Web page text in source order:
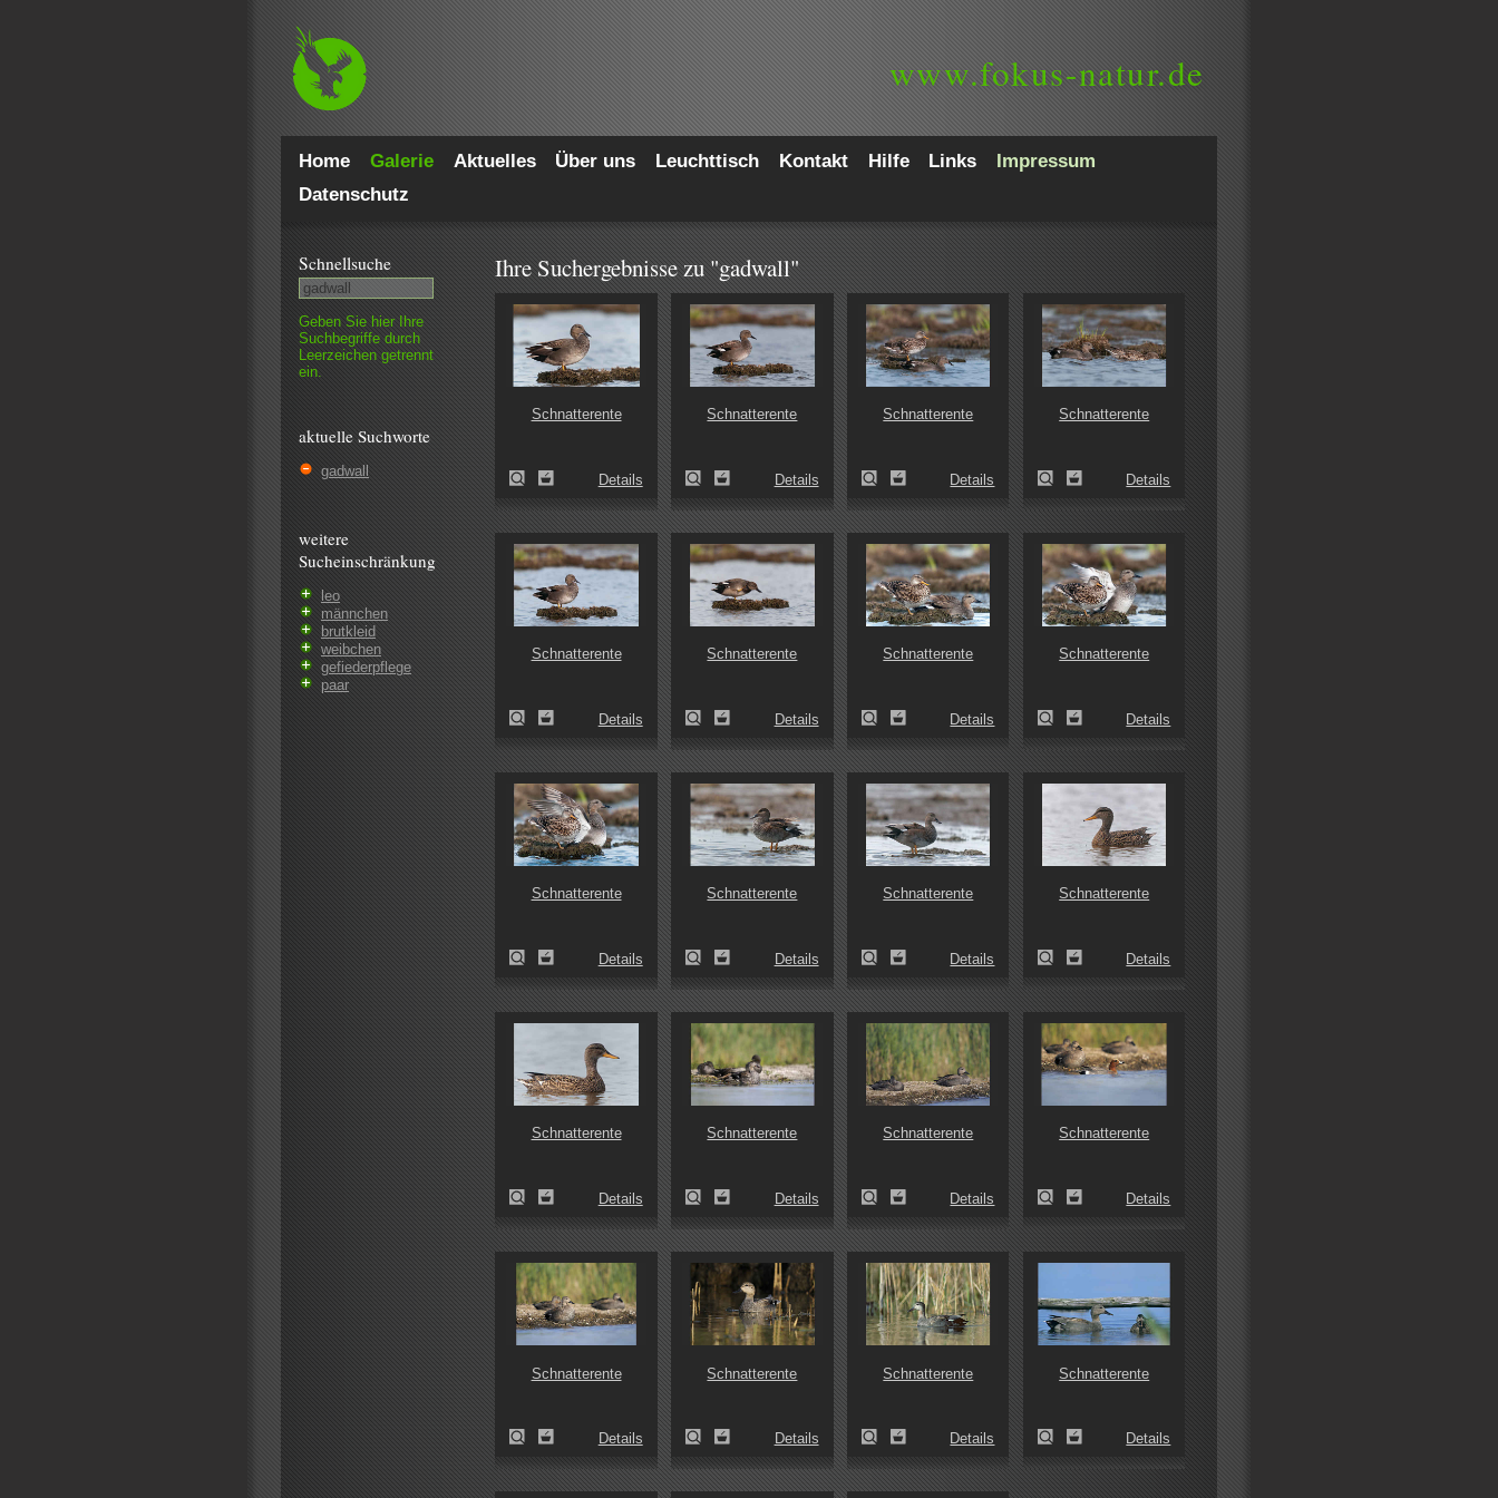
www.fokus-natur.de
Home Galerie Aktuelles Über uns Leuchttisch Kontakt Hilfe Links
Impressum
Datenschutz
Schnell­suche
Geben Sie hier Ihre
Such­begriffe durch
Leer­zeichen getrennt
ein.
aktuelle Suchworte
gadwall
weitere
Sucheinschränkung
leo
männchen
brutkleid
weibchen
gefiederpflege
paar
Ihre Suchergebnisse zu "gadwall"
Schnatterente
Details
Schnatterente
Details
Schnatterente
Details
Schnatterente
Details
Schnatterente
Details
Schnatterente
Details
Schnatterente
Details
Schnatterente
Details
Schnatterente
Details
Schnatterente
Details
Schnatterente
Details
Schnatterente
Details
Schnatterente
Details
Schnatterente
Details
Schnatterente
Details
Schnatterente
Details
Schnatterente
Details
Schnatterente
Details
Schnatterente
Details
Schnatterente
Details